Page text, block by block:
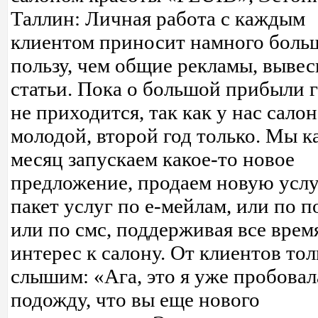
Таллин: Личная работа с каждым
клиентом приносит намного
пользу, чем общие рекламы,
статьи. Пока о большой прибыли
не приходится, так как у нас салон
молодой, второй год только. Мы
месяц запускаем какое-то новое
предложение, продаем новую
пакет услуг по е-мейлам, или по
или по смс, поддерживая все
интерес к салону. От клиентов
слышим: «Ага, это я уже
подожду, что вы еще нового